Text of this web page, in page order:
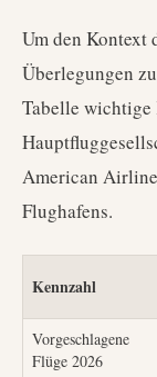
Um den Kontext
Überlegungen
Tabelle wichtige
American
Flughafens.
Kennzahl
Vorgeschlagene
Flüge 2026